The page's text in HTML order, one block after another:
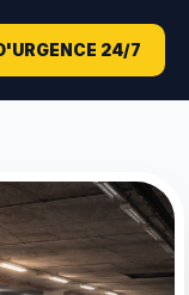
24/7